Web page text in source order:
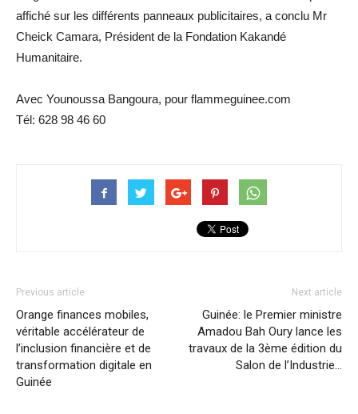
affiché sur les différents panneaux publicitaires, a conclu Mr
Cheick Camara, Président de la Fondation Kakandé
Humanitaire.
Avec Younoussa Bangoura, pour flammeguinee.com
Tél: 628 98 46 60
Previous article
Orange finances mobiles,
véritable accélérateur de
l’inclusion financière et de
transformation digitale en
Guinée
Next article
Guinée: le Premier ministre
Amadou Bah Oury lance les
travaux de la 3ème édition du
Salon de l’Industrie…